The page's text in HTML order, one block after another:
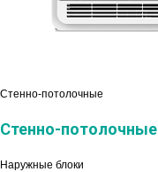
Стенно-потолочные
Стенно-потолочные
Наружные блоки